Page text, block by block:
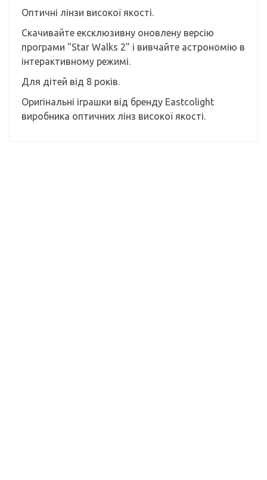
Оптичні лінзи високої якості.
Скачивайте ексклюзивну оновлену версію
програми "Star Walks 2" і вивчайте астрономію в
інтерактивному режимі.
Для дітей від 8 років.
Оригінальні іграшки від бренду Eastcolіght
виробника оптичних лінз високої якості.